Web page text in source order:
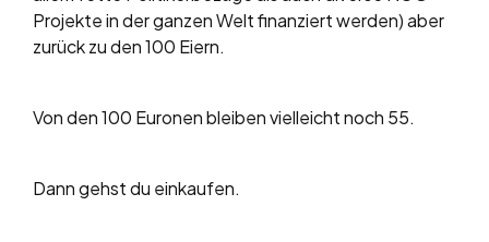
Projekte in der ganzen Welt finanziert werden) aber
zurück zu den 100 Eiern.
Von den 100 Euronen bleiben vielleicht noch 55.
Dann gehst du einkaufen.